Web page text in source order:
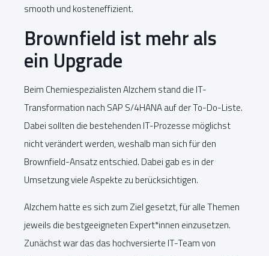
smooth und kosteneffizient.
Brownfield ist mehr als
ein Upgrade
Beim Chemiespezialisten Alzchem stand die IT-
Transformation nach SAP S/4HANA auf der To-Do-Liste.
Dabei sollten die bestehenden IT-Prozesse möglichst
nicht verändert werden, weshalb man sich für den
Brownfield-Ansatz entschied. Dabei gab es in der
Umsetzung viele Aspekte zu berücksichtigen.
Alzchem hatte es sich zum Ziel gesetzt, für alle Themen
jeweils die bestgeeigneten Expert*innen einzusetzen.
Zunächst war das das hochversierte IT-Team von